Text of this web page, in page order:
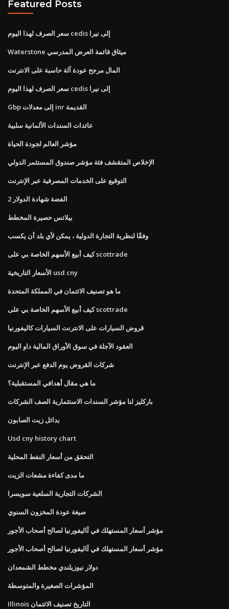
Featured Posts
سعر الصرف لهذا اليوم cedis إلى نيرا
Waterstone ميثاق قائمة العرض المدرسي
المال مرجح عودة آلة حاسبة على الانترنت
سعر الصرف لهذا اليوم cedis إلى نيرا
Gbp إلى معدلات inr القديمة
عائدات السندات الألمانية سلبية
مؤشر العالم لجودة الحياة
الإخلاص المتقشف فئة مؤشر صندوق المستثمر الدولي
التوقيع على الخدمات المصرفية عبر الإنترنت
2 الفضة شهادة الدولار
بيلاتس حصيرة المخطط
وفقًا لنظرية التجارة الدولية ، يمكن لأي بلد أن يكسب
كيف أبيع الأسهم الخاصة بي على scottrade
الأسعار التاريخية usd cny
ما هو تصنيف الائتمان في المملكة المتحدة
كيف أبيع الأسهم الخاصة بي على scottrade
قروض السيارات على الانترنت السيارات كاليفورنيا
العقود الآجلة في سوق الأوراق المالية داو اليوم
شركات القروض يوم الدفع عبر الإنترنت
ما هي مقال أهدافي المستقبلية؟
باركليز لنا مؤشر السندات الاستثمارية الصف الشركات
بدائل زيت الصابون
Usd cny history chart
التحقق من أسعار النفط المحلية
ما مدى كفاءة مشعات الزيت
الشركات التجارية السلعية سويسرا
صيغة عودة المخزون السنوي
ﻣﺆﺷﺮ أﺳﻌﺎر اﻟﻤﺴﺘﻬﻠﻚ ﻓﻲ آﺎﻟﻴﻔﻮرﻧﻴﺎ ﻟﺼﺎﻟﺢ أﺻﺤﺎب اﻷﺟﻮر
ﻣﺆﺷﺮ أﺳﻌﺎر اﻟﻤﺴﺘﻬﻠﻚ ﻓﻲ آﺎﻟﻴﻔﻮرﻧﻴﺎ ﻟﺼﺎﻟﺢ أﺻﺤﺎب اﻷﺟﻮر
دولار نيوزيلندي مخطط الشمعدان
المؤشرات الصغيرة والمتوسطة
Illinois التاريخ تصنيف الائتمان